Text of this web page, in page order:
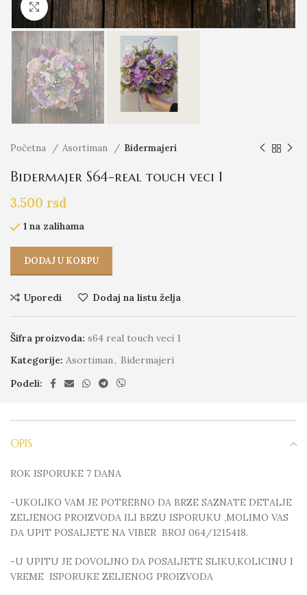
Click to enlarge
Početna Asortiman Bidermajeri
Bidermajer S64-real touch veci 1
3.500 rsd
1 na zalihama
DODAJ U KORPU
Uporedi Dodaj na listu želja
Šifra proizvoda: s64 real touch veci 1
Kategorije: Asortiman, Bidermajeri
Podeli:
OPIS
ROK ISPORUKE 7 DANA
-UKOLIKO VAM JE POTREBNO DA BRZE SAZNATE DETALJE
ZELJENOG PROIZVODA ILI BRZU ISPORUKU ,MOLIMO VAS
DA UPIT POSALJETE NA VIBER BROJ 064/1215418.
-U UPITU JE DOVOLJNO DA POSALJETE SLIKU,KOLICINU I
VREME ISPORUKE ZELJENOG PROIZVODA